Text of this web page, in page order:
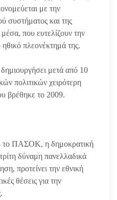
με την
συστήματος και της
που ευτελίζουν την
πλεονέκτημά της.
μετά από 10
πολιτικών χειρότερη
βρέθηκε το 2009.
ΠΑΣΟΚ, η δημοκρατική
δύναμη πανελλαδικά
προτείνει την εθνική
θέσεις για την